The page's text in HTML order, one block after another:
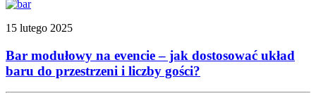
15 lutego 2025
Bar modułowy na evencie – jak dostosować układ
baru do przestrzeni i liczby gości?